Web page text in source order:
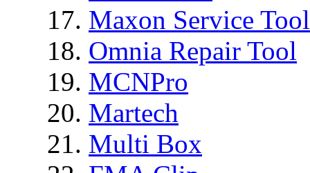
Maxon Service
Omnia Repair Tool
MCNPro
Martech
Multi Box